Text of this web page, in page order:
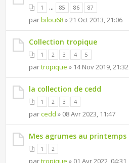
1 ... 85 86 87
parbilou68» 21 Oct 2013, 21:06
Collection tropique
1 2 3 4 5
partropique » 14 Nov 2019, 21:32
la collection de cedd
1 2 3 4
parcedd » 08 Avr 2023, 11:47
Mes agrumes au printemps
1 2
partropique » 01 Avr 2022, 04:31